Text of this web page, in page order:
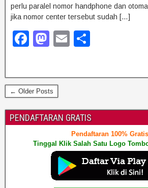
perlu paralel nomor handphone dan
jika nomor center tersebut sudah […]
F
e
b
o
o
M
o
d
o
n
E
← Older Posts
PENDAFTARAN GRATIS
Pendaftaran 100%
Tinggal Klik Salah Satu Logo